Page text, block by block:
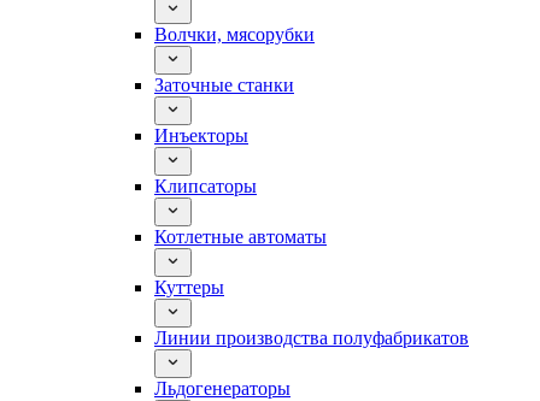
Волчки, мясорубки
Заточные станки
Инъекторы
Клипсаторы
Котлетные автоматы
Куттеры
Линии производства полуфабрикатов
Льдогенераторы